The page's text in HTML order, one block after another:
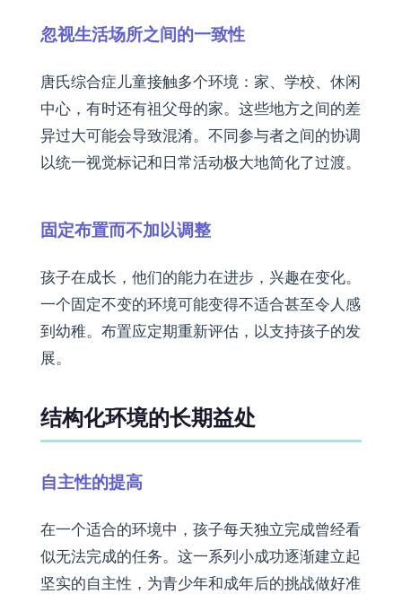
忽视生活场所之间的一致性
唐氏综合症儿童接触多个环境：家、学校、休闲
中心，有时还有祖父母的家。这些地方之间的差
异过大可能会导致混淆。不同参与者之间的协调
以统一视觉标记和日常活动极大地简化了过渡。
固定布置而不加以调整
孩子在成长，他们的能力在进步，兴趣在变化。
一个固定不变的环境可能变得不适合甚至令人感
到幼稚。布置应定期重新评估，以支持孩子的发
展。
结构化环境的长期益处
自主性的提高
在一个适合的环境中，孩子每天独立完成曾经看
似无法完成的任务。这一系列小成功逐渐建立起
坚实的自主性，为青少年和成年后的挑战做好准